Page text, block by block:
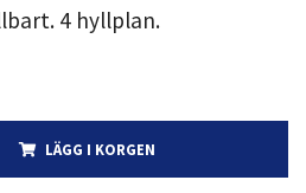
4 hyllplan.
LÄGG I KORGEN